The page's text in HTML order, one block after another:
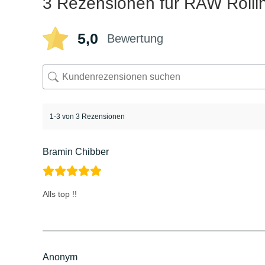
5,0 Bewertung
1-3 von 3 Rezensionen
Bramin Chibber
Alls top !!
Anonym